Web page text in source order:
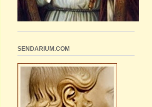
SENDARIUM.COM